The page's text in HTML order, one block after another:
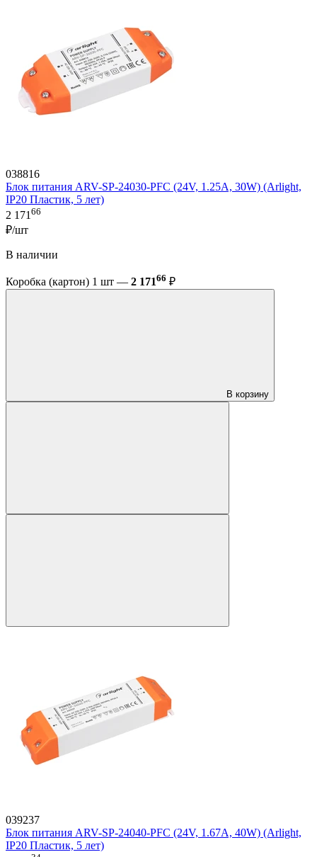
038816
Блок питания ARV-SP-24030-PFC (24V, 1.25A, 30W) (Arlight,
IP20 Пластик, 5 лет)
2 171 66
₽/шт
В наличии
Коробка (картон) 1 шт — 2 17166 ₽
В корзину
039237
Блок питания ARV-SP-24040-PFC (24V, 1.67A, 40W) (Arlight,
IP20 Пластик, 5 лет)